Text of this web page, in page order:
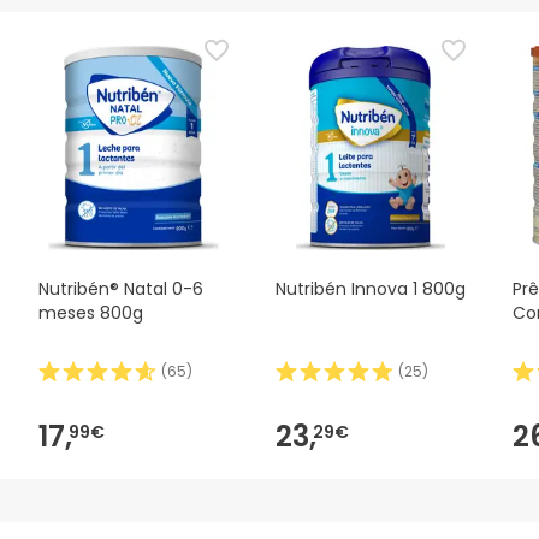
Nutribén® Natal 0-6
meses 800g
(65)
17,99€
Nutribén Innova 1 800g
(25)
23,29€